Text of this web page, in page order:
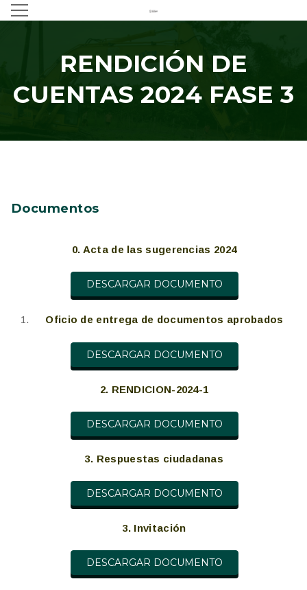
RENDICIÓN DE
CUENTAS 2024 FASE 3
Documentos
0. Acta de las sugerencias 2024
DESCARGAR DOCUMENTO
Oficio de entrega de documentos aprobados
DESCARGAR DOCUMENTO
2. RENDICION-2024-1
DESCARGAR DOCUMENTO
3. Respuestas ciudadanas
DESCARGAR DOCUMENTO
3. Invitación
DESCARGAR DOCUMENTO